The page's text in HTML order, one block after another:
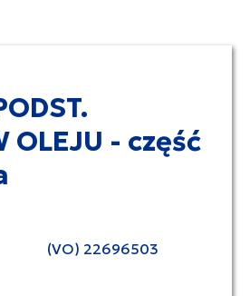
OLEJU - część
(VO) 22696503